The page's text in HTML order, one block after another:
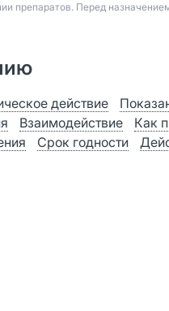
препаратов. Перед
действие
Взаимодействие Как
Срок годности